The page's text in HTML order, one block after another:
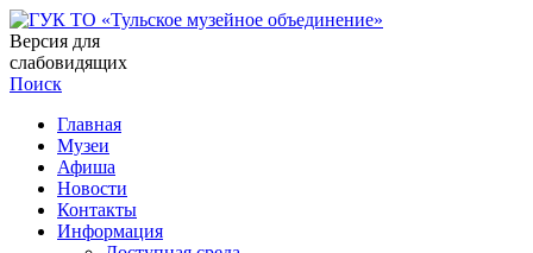
Версия для
слабовидящих
Поиск
Главная
Музеи
Афиша
Новости
Контакты
Информация